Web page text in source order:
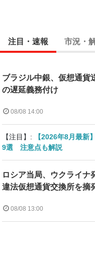
注目・速報 市況・
ブラジル中銀、仮想通貨
の遅延義務付け
08/08 14:00
【注目】:
【2026年8月最新
9選 注意点も解説
ロシア当局、ウクライナ
違法仮想通貨交換所を
08/08 13:00